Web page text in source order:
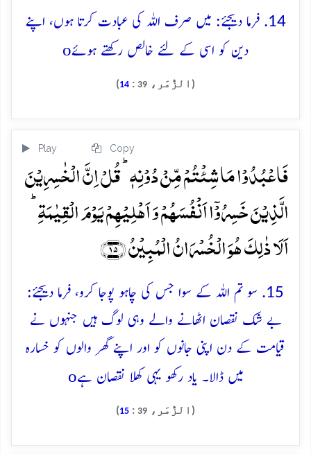
14. فرما دیجئے: میں صرف اللہ کی عبادت کرتا ہوں، اپنے
دین کو اسی کے لئے خالص رکھتے ہوئےo
(الزُّمَر، 39
:
14
)
Play Copy
فَاعۡبُدُوۡا مَا شِئۡتُمۡ مِّنۡ دُوۡنِہٖ ؕ قُلۡ اِنَّ الۡخٰسِرِیۡنَ
الَّذِیۡنَ خَسِرُوۡۤا اَنۡفُسَہُمۡ وَ اَہۡلِیۡہِمۡ یَوۡمَ الۡقِیٰمَۃِ ؕ
اَلَا ذٰلِکَ ہُوَ الۡخُسۡرَانُ الۡمُبِیۡنُ ﴿۱۵﴾
15. سو تم اللہ کے سوا جس کی چاہو پوجا کرو، فرما دیجئے:
بے شک نقصان اٹھانے والے وہی لوگ ہیں جنہوں نے
قیامت کے دن اپنی جانوں کو اور اپنے گھر والوں کو خسارہ
میں ڈالا۔ یاد رکھو یہی کھلا نقصان ہےo
(الزُّمَر، 39
:
15
)